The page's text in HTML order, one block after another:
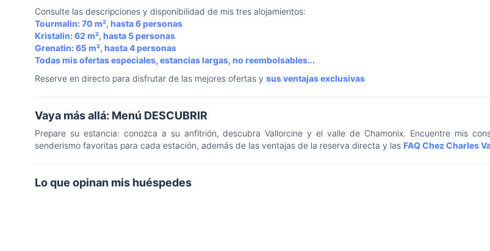
Consulte las descripciones y disponibilidad de mis tres alojamientos:
Tourmalin: 70 m², hasta 6 personas
Kristalin: 62 m², hasta 5 personas
Grenatin: 65 m², hasta 4 personas
Todas mis ofertas especiales, estancias largas, no reembolsables...
Reserve en directo para disfrutar de las mejores ofertas y sus ventajas exclusivas
Vaya más allá: Menú DESCUBRIR
Prepare su estancia: conozca a su anfitrión, descubra Vallorcine y el valle de Chamonix. Encuentre mis
senderismo favoritas para cada estación, además de las ventajas de la reserva directa y las FAQ Chez Charles
Lo que opinan mis huéspedes